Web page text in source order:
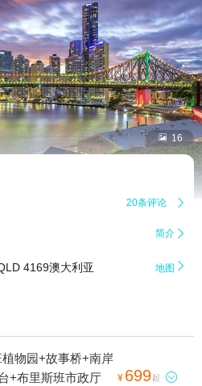
 16
20条评论 
简介 
4169澳大利亚 地图 
植物园+故事桥+南岸
+布里斯班市政厅
¥ 699起 